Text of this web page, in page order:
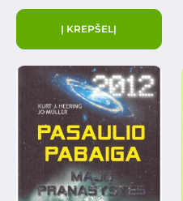
Į KREPŠELĮ